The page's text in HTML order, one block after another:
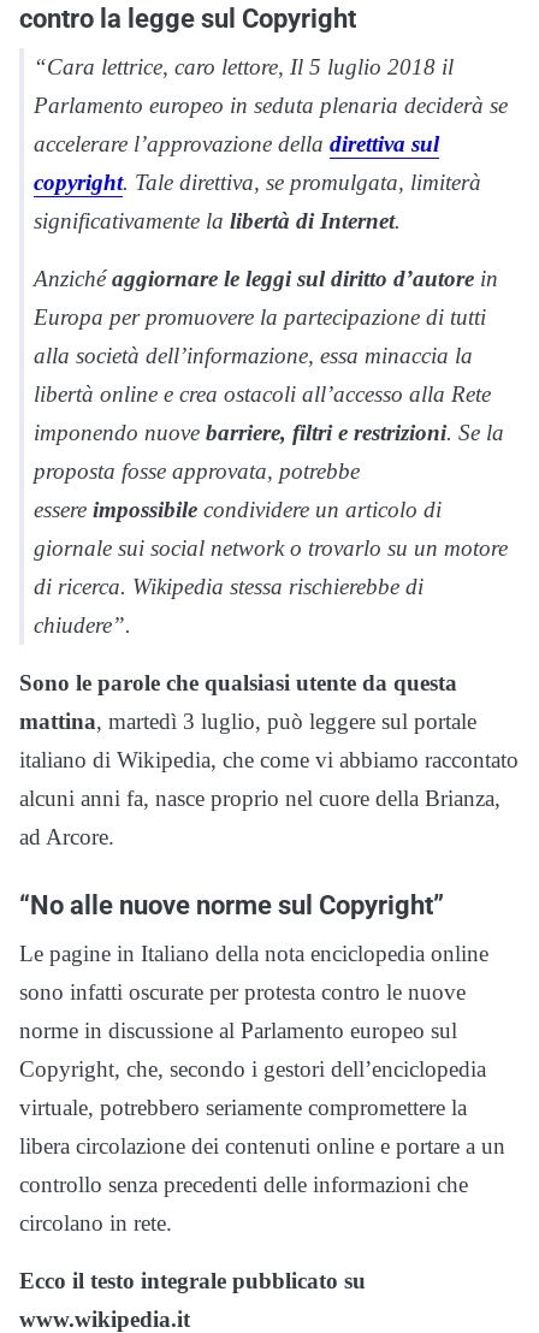
contro la legge sul Copyright
“Cara lettrice, caro lettore, Il 5 luglio 2018 il
Parlamento europeo in seduta plenaria deciderà se
accelerare l’approvazione della direttiva sul
copyright. Tale direttiva, se promulgata, limiterà
significativamente la libertà di Internet.
Anzichéaggiornare le leggi sul diritto d’autore in
Europa per promuovere la partecipazione di tutti
alla società dell’informazione, essa minaccia la
libertà online e crea ostacoli all’accesso alla Rete
imponendo nuove barriere, filtri e restrizioni. Se la
proposta fosse approvata, potrebbe
essere impossibile condividere un articolo di
giornale sui social network o trovarlo su un motore
di ricerca. Wikipedia stessa rischierebbe di
chiudere”.
Sono le parole che qualsiasi utente da questa
mattina, martedì 3 luglio, può leggere sul portale
italiano di Wikipedia, che come vi abbiamo raccontato
alcuni anni fa, nasce proprio nel cuore della Brianza,
ad Arcore.
“No alle nuove norme sul Copyright”
Le pagine in Italiano della nota enciclopedia online
sono infatti oscurate per protesta contro le nuove
norme in discussione al Parlamento europeo sul
Copyright, che, secondo i gestori dell’enciclopedia
virtuale, potrebbero seriamente compromettere la
libera circolazione dei contenuti online e portare a un
controllo senza precedenti delle informazioni che
circolano in rete.
Ecco il testo integrale pubblicato su
www.wikipedia.it